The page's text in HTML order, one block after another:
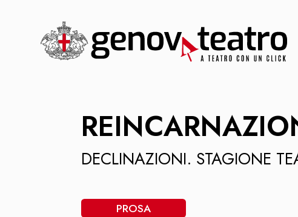
DECLINAZIONI. STAGIONE
PROSA